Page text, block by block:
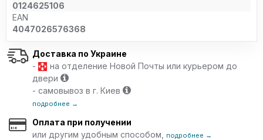
0124625106
EAN
4047026576368
Доставка по Украине
-
на отделение Новой Почты или курьером до
двери
- самовывоз в г. Киев
подробнее →
Оплата при получении
или другим удобным способом,
подробнее →